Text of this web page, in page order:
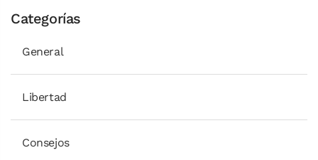
Categorías
General
Libertad
Consejos